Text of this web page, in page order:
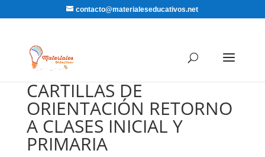
contacto@materialeseducativos.net
CARTILLAS DE
ORIENTACIÓN RETORNO
A CLASES INICIAL Y
PRIMARIA